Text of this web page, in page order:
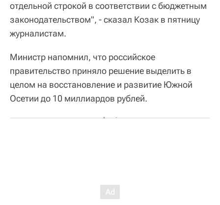
отдельной строкой в соответствии с бюджетным
законодательством", - сказал Козак в пятницу
журналистам.
Министр напомнил, что российское
правительство приняло решение выделить в
целом на восстановление и развитие Южной
Осетии до 10 миллиардов рублей.